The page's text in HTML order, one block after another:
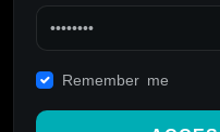
Remember me